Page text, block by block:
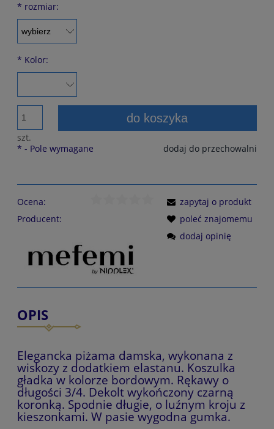
* rozmiar:
* Kolor:
szt.
do koszyka
dodaj do przechowalni
* - Pole wymagane
Ocena:
Producent:
zapytaj o produkt
poleć znajomemu
dodaj opinię
OPIS
Elegancka piżama damska, wykonana z
wiskozy z dodatkiem elastanu. Koszulka
gładka w kolorze bordowym. Rękawy o
długości 3/4. Dekolt wykończony czarną
koronką. Spodnie długie, o luźnym kroju z
kieszonkami. W pasie wygodna gumka.